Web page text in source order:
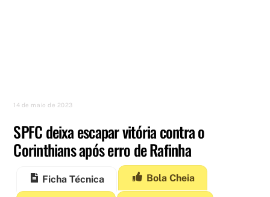
14 de maio de 2023
SPFC deixa escapar vitória contra o
Corinthians após erro de Rafinha
Ficha Técnica Bola Cheia